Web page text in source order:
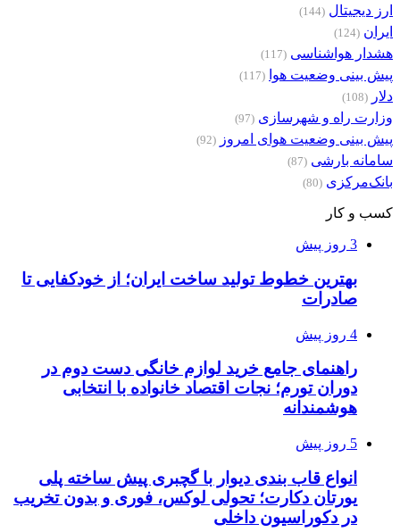
ارز دیجیتال (144)
ایران (124)
هشدار هواشناسی (117)
پیش بینی وضعیت هوا (117)
دلار (108)
وزارت راه و شهرسازی (97)
پیش بینی وضعیت هوای امروز (92)
سامانه بارشی (87)
بانک‌مرکزی (80)
کسب و کار
3 روز پیش
بهترین خطوط تولید ساخت ایران؛ از خودکفایی تا
صادرات
4 روز پیش
راهنمای جامع خرید لوازم خانگی دست دوم در
دوران تورم؛ نجات اقتصاد خانواده با انتخابی
هوشمندانه
5 روز پیش
انواع قاب بندی دیوار با گچبری پیش ساخته پلی
یورتان دکارت؛ تحولی لوکس، فوری و بدون تخریب
در دکوراسیون داخلی